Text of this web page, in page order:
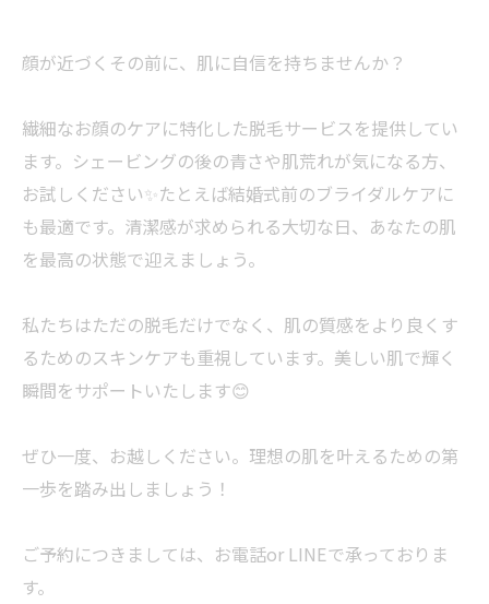
顔が近づくその前に、肌に自信を持ちませんか？
繊細なお顔のケアに特化した脱毛サービスを提供してい
ます。シェービングの後の青さや肌荒れが気になる方、
お試しください✨たとえば結婚式前のブライダルケアに
も最適です。清潔感が求められる大切な日、あなたの肌
を最高の状態で迎えましょう。
私たちはただの脱毛だけでなく、肌の質感をより良くす
るためのスキンケアも重視しています。美しい肌で輝く
瞬間をサポートいたします😊
ぜひ一度、お越しください。理想の肌を叶えるための第
一歩を踏み出しましょう！
ご予約につきましては、お電話or LINEで承っておりま
す。